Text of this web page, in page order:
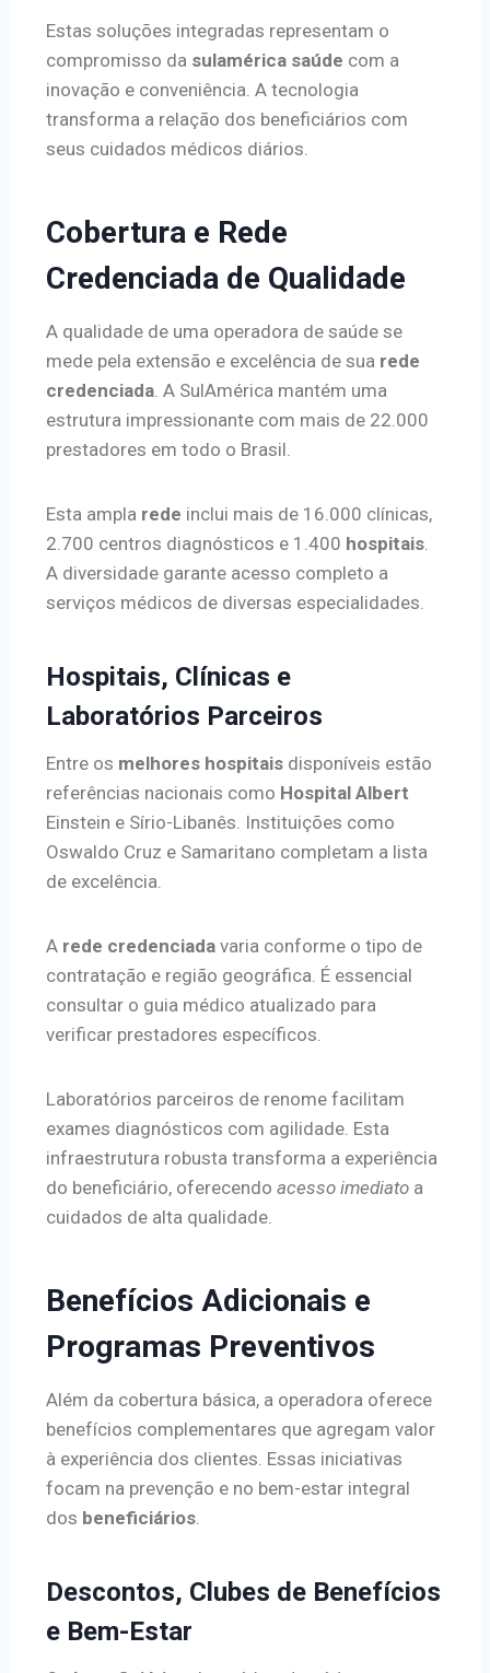
Estas soluções integradas representam o
compromisso da sulamérica saúde com a
inovação e conveniência. A tecnologia
transforma a relação dos beneficiários com
seus cuidados médicos diários.
Cobertura e Rede
Credenciada de Qualidade
A qualidade de uma operadora de saúde se
mede pela extensão e excelência de sua rede
credenciada . A SulAmérica mantém uma
estrutura impressionante com mais de 22.000
prestadores em todo o Brasil.
Esta ampla rede inclui mais de 16.000 clínicas,
2.700 centros diagnósticos e 1.400 hospitais
A diversidade garante acesso completo a
serviços médicos de diversas especialidades.
Hospitais, Clínicas e
Laboratórios Parceiros
Entre os melhores hospitais disponíveis estão
referências nacionais como Hospital Albert
Einstein e Sírio-Libanês. Instituições como
Oswaldo Cruz e Samaritano completam a lista
de excelência.
A rede credenciada varia conforme o tipo de
contratação e região geográfica. É essencial
consultar o guia médico atualizado para
verificar prestadores específicos.
Laboratórios parceiros de renome facilitam
exames diagnósticos com agilidade. Esta
infraestrutura robusta transforma a experiência
do beneficiário, oferecendo acesso imediato a
cuidados de alta qualidade.
Benefícios Adicionais e
Programas Preventivos
Além da cobertura básica, a operadora oferece
benefícios complementares que agregam valor
à experiência dos clientes. Essas iniciativas
focam na prevenção e no bem-estar integral
dos beneficiários
Descontos, Clubes de Benefícios
e Bem-Estar